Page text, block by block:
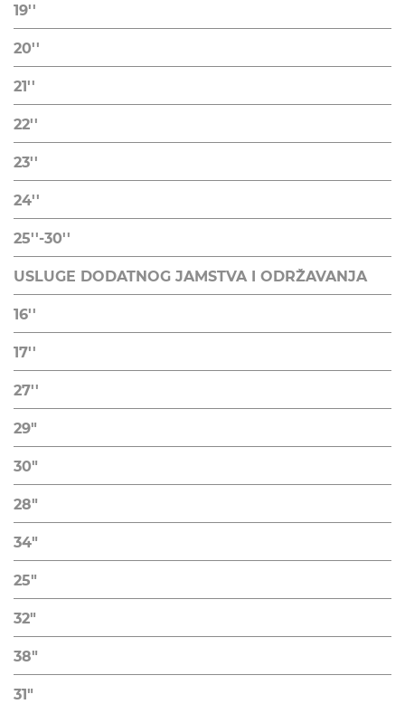
19''
20''
21''
22''
23''
24''
25''-30''
USLUGE DODATNOG JAMSTVA I ODRŽAVANJA
16''
17''
27''
29"
30"
28"
34"
25"
32"
38"
31"